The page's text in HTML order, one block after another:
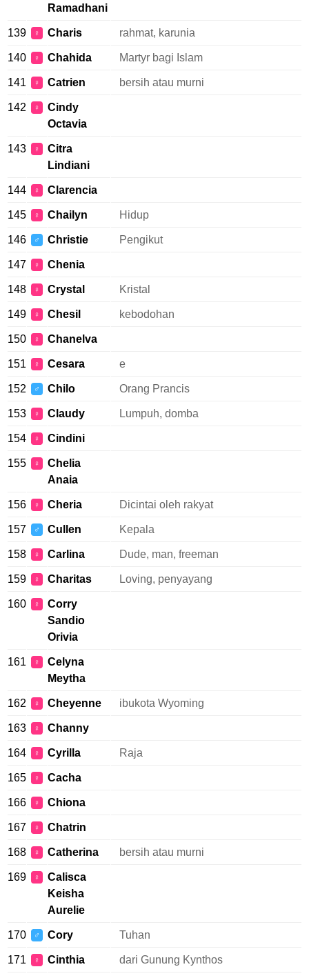
Ramadhani
139 ♀ Charis rahmat, karunia
140 ♀ Chahida Martyr bagi Islam
141 ♀ Catrien bersih atau murni
142 ♀
Cindy
Octavia
143 ♀
Citra
Lindiani
144 ♀ Clarencia
145 ♀ Chailyn Hidup
146 ♂ Christie Pengikut
147 ♀ Chenia
148 ♀ Crystal Kristal
149 ♀ Chesil kebodohan
150 ♀ Chanelva
151 ♀ Cesara e
152 ♂ Chilo Orang Prancis
153 ♀ Claudy Lumpuh, domba
154 ♀ Cindini
155 ♀
Chelia
Anaia
156 ♀ Cheria Dicintai oleh rakyat
157 ♂ Cullen Kepala
158 ♀ Carlina Dude, man, freeman
159 ♀ Charitas Loving, penyayang
160 ♀
Corry
Sandio
Orivia
161 ♀
Celyna
Meytha
162 ♀ Cheyenne ibukota Wyoming
163 ♀ Channy
164 ♀ Cyrilla Raja
165 ♀ Cacha
166 ♀ Chiona
167 ♀ Chatrin
168 ♀ Catherina bersih atau murni
169 ♀
Calisca
Keisha
Aurelie
170 ♂ Cory Tuhan
171 ♀ Cinthia dari Gunung Kynthos